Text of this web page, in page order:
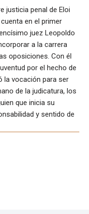
justicia penal de Eloi
en el primer
juez Leopoldo
a la carrera
oposiciones. Con él
por el hecho de
la vocación para ser
de la judicatura, los
que inicia su
y sentido de